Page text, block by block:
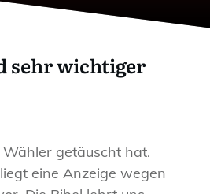
sehr wichtiger
getäuscht hat.
eine Anzeige wegen